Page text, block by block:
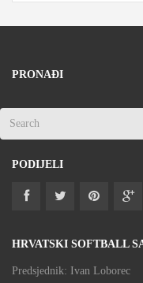
PRONAĐI
PODIJELI
HRVATSKI SOFTBALL
Predsjednik: Ivan Loborec